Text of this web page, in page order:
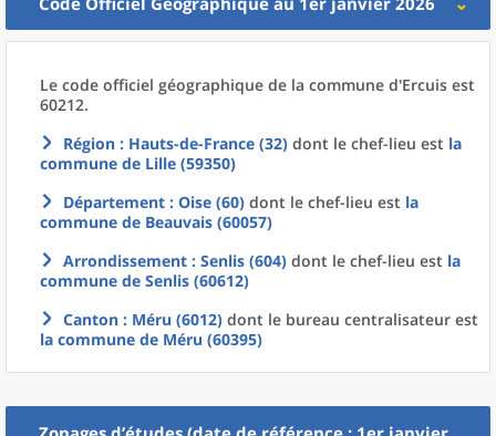
Le code officiel géographique de la commune d'Ercuis est
60212.
Région : Hauts-de-France (32) dont le chef-lieu est la
commune de Lille (59350)
Département : Oise (60) dont le chef-lieu est la
commune de Beauvais (60057)
Arrondissement : Senlis (604) dont le chef-lieu est la
commune de Senlis (60612)
Canton : Méru (6012) dont le bureau centralisateur est
la commune de Méru (60395)